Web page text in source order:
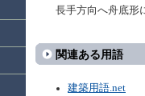
長手方向へ舟底形
関連ある用語
建築用語.net